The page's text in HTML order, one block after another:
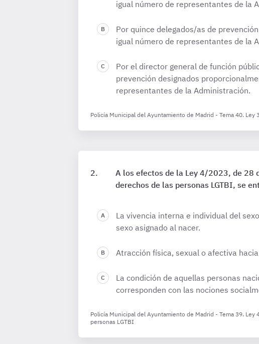
igual número de representantes de la
Por quince delegados/as de
igual número de representantes de la
Por el director general de función
prevención designados
representantes de la Administración.
Policía Municipal del Ayuntamiento de Madrid - Tema 40.
A los efectos de la Ley 4/2023, de 28
derechos de las personas LGTBI, se
La vivencia interna e individual del
sexo asignado al nacer.
Atracción física, sexual o afectiva
La condición de aquellas personas
corresponden con las nociones
Policía Municipal del Ayuntamiento de Madrid - Tema 39.
personas LGTBI